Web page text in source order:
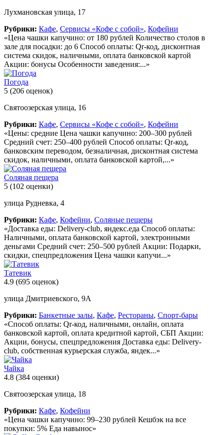
Лухмановская улица, 17
Рубрики: Кафе, Сервисы «Кофе с собой», Кофейни
«Цена чашки капучино: от 180 рублей Количество столов в
зале для посадки: до 6 Способ оплаты: Qr-код, дисконтная
система скидок, наличными, оплата банковской картой
Акции: бонусы Особенности заведения:...»
Погода
5 (206 оценок)
Святоозерская улица, 16
Рубрики: Кафе, Сервисы «Кофе с собой», Кофейни
«Цены: средние Цена чашки капучино: 200–300 рублей
Средний счет: 250–400 рублей Способ оплаты: Qr-код,
банковским переводом, безналичная, дисконтная система
скидок, наличными, оплата банковской картой,...»
Соляная пещера
5 (102 оценки)
улица Рудневка, 4
Рубрики: Кафе, Кофейни, Соляные пещеры
«Доставка еды: Delivery-club, яндекс.еда Способ оплаты:
Наличными, оплата банковской картой, электронными
деньгами Средний счет: 250–500 рублей Акции: Подарки,
скидки, спецпредложения Цена чашки капучи...»
Татевик
4.9 (695 оценок)
улица Дмитриевского, 9А
Рубрики: Банкетные залы, Кафе, Рестораны, Спорт-бары
«Способ оплаты: Qr-код, наличными, онлайн, оплата
банковской картой, оплата кредитной картой, СБП Акции:
Акции, бонусы, спецпредложения Доставка еды: Delivery-
club, собственная курьерская служба, яндек...»
Чайка
4.8 (384 оценки)
Святоозерская улица, 18
Рубрики: Кафе, Кофейни
«Цена чашки капучино: 99–230 рублей Кешбэк на все
покупки: 5% Еда навынос»